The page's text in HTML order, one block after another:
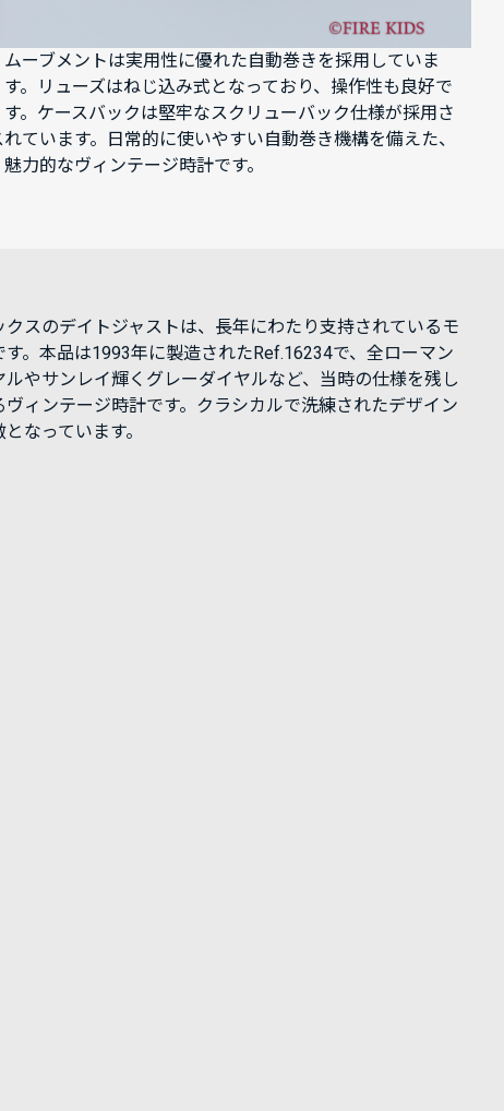
ムーブメントは実用性に優れた自動巻きを採用していま
す。リューズはねじ込み式となっており、操作性も良好で
す。ケースバックは堅牢なスクリューバック仕様が採用さ
れています。日常的に使いやすい自動巻き機構を備えた、
魅力的なヴィンテージ時計です。
クスのデイトジャストは、長年にわたり支持されているモ
す。本品は1993年に製造されたRef.16234で、全ローマン
ルやサンレイ輝くグレーダイヤルなど、当時の仕様を残し
ヴィンテージ時計です。クラシカルで洗練されたデザイン
なっています。